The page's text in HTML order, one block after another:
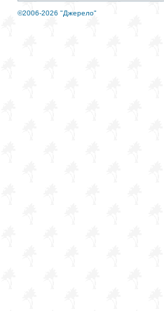
©2006-2026 "Джерело"